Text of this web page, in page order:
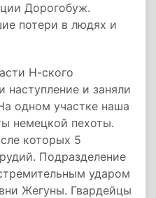
Дорогобуж.
потери в людях и
Н-ского
и заняли
одном участке наша
немецкой пехоты.
которых 5
Подразделение
ударом
Жегуны. Гвардейцы